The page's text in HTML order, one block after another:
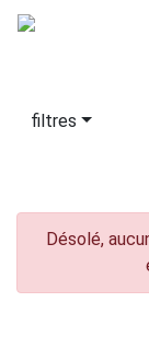
filtres
Désolé,